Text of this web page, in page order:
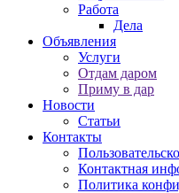
Работа
Дела
Объявления
Услуги
Отдам даром
Приму в дар
Новости
Статьи
Контакты
Контактная
Политика